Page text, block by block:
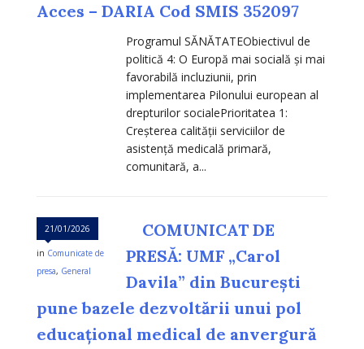
Acces – DARIA Cod SMIS 352097
Programul SĂNĂTATEObiectivul de
politică 4: O Europă mai socială și mai
favorabilă incluziunii, prin
implementarea Pilonului european al
drepturilor socialePrioritatea 1:
Creșterea calității serviciilor de
asistență medicală primară,
comunitară, a...
21/01/2026
in Comunicate de
presa, General
COMUNICAT DE
PRESĂ: UMF „Carol
Davila” din București
pune bazele dezvoltării unui pol
educațional medical de anvergură